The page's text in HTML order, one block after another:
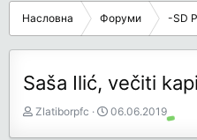
Насловна Форуми -SD
Saša Ilić, večiti
З
Zlatiborpfc
Д
06.06.2019